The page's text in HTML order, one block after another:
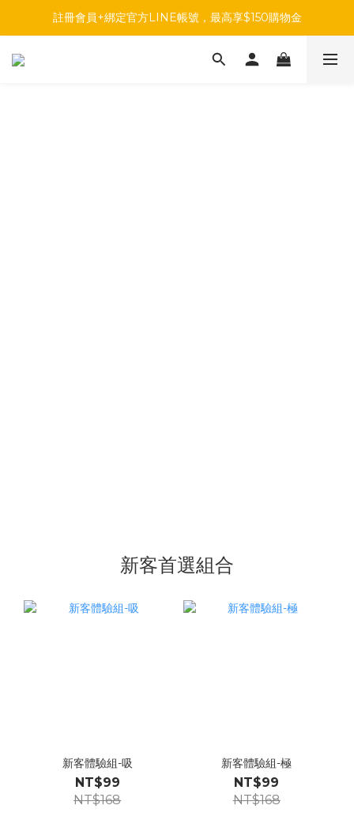
註冊會員+綁定官方LINE帳號，最高享$150購物金
註冊會員+綁定官方LINE帳號，最高享$150購物金
前往參加投票，領取專屬折扣碼!
新客首選組合
新客體驗組-吸
NT$99
NT$168
新客體驗組-極
NT$99
NT$168